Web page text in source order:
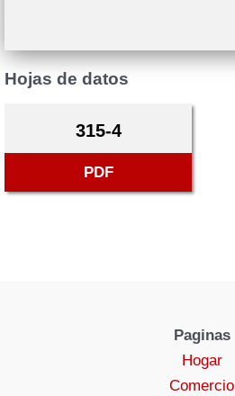
Hojas de datos
315-4
PDF
Paginas
Hogar
Comercio